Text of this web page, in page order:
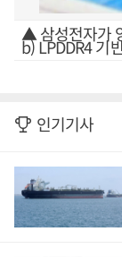
▲ 삼성전자가
b) LPDDR4 기
인기기사